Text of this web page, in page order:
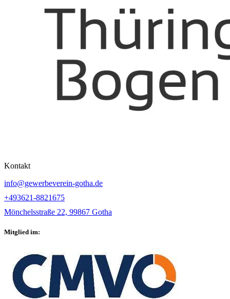
Kontakt
info@gewerbeverein-gotha.de
+493621-8821675
Mönchelsstraße 22, 99867 Gotha
Mitglied im: